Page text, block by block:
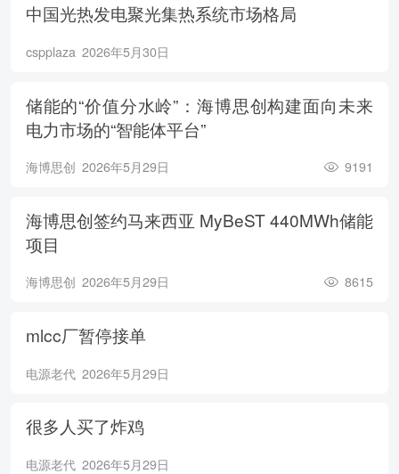
中国光热发电聚光集热系统市场格局
cspplaza 2026年5月30日
储能的“价值分水岭”：海博思创构建面向未来
电力市场的“智能体平台”
海博思创 2026年5月29日 9191
海博思创签约马来西亚 MyBeST 440MWh储能
项目
海博思创 2026年5月29日 8615
mlcc厂暂停接单
电源老代 2026年5月29日
很多人买了炸鸡
电源老代 2026年5月29日